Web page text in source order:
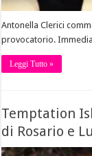
Antonella Clerici
provocatorio.
Leggi Tutto »
Temptation
di Rosario e